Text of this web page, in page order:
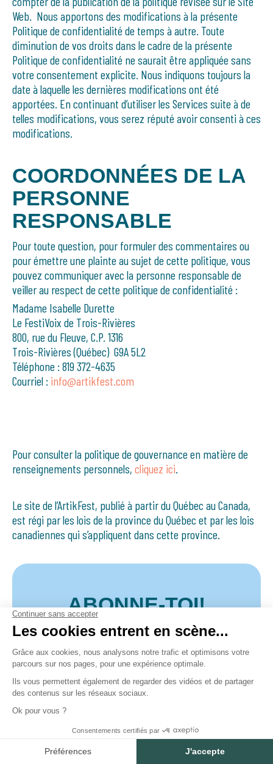
Web. Nous apportons des modifications à la présente
Politique de confidentialité de temps à autre. Toute
diminution de vos droits dans le cadre de la présente
Politique de confidentialité ne saurait être appliquée sans
votre consentement explicite. Nous indiquons toujours la
date à laquelle les dernières modifications ont été
apportées. En continuant d’utiliser les Services suite à de
telles modifications, vous serez réputé avoir consenti à ces
modifications.
COORDONNÉES DE LA
PERSONNE
RESPONSABLE
Pour toute question, pour formuler des commentaires ou
pour émettre une plainte au sujet de cette politique, vous
pouvez communiquer avec la personne responsable de
veiller au respect de cette politique de confidentialité :
Madame Isabelle Durette
Le FestiVoix de Trois-Rivières
800, rue du Fleuve, C.P. 1316
Trois-Rivières (Québec) G9A 5L2
Téléphone : 819 372-4635
Courriel : info@artikfest.com
Pour consulter la politique de gouvernance en matière de
renseignements personnels, cliquez ici.
Le site de l’ArtikFest, publié à partir du Québec au Canada,
est régi par les lois de la province du Québec et par les lois
canadiennes qui s’appliquent dans cette province.
ABONNE-TOI!
Pourtout savoir sur notre festival
l'ArtikFest!
Courriel
Prénom